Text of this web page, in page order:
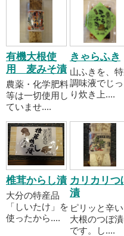
有機大根使
用 麦みそ漬
農薬・化学肥料
等は一切使用し
ていませ....
きゃらふき
山ふきを、
調味液でじっ
り炊き上....
椎茸からし漬
大分の特産品
「しいたけ」を
使ったから....
カリカリつ
漬
ピリッと辛い
大根のつぼ
です。し....